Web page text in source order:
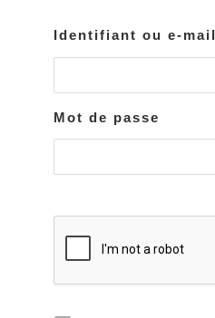
Identifiant ou e-mail
Mot de passe